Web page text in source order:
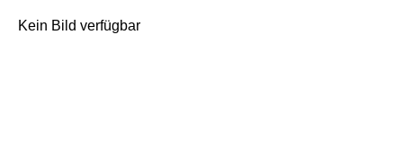
Kein Bild verfügbar